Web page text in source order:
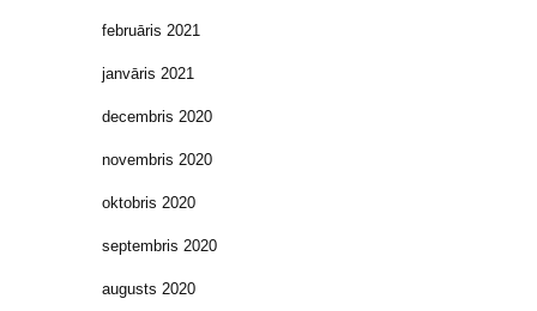
februāris 2021
janvāris 2021
decembris 2020
novembris 2020
oktobris 2020
septembris 2020
augusts 2020